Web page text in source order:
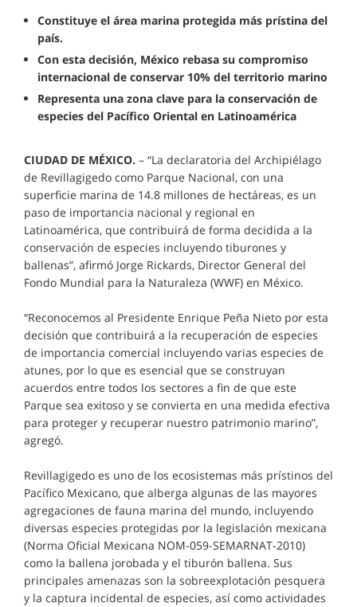
Constituye el área marina protegida más prístina del
país.
Con esta decisión, México rebasa su compromiso
internacional de conservar 10% del territorio marino
Representa una zona clave para la conservación de
especies del Pacífico Oriental en Latinoamérica
CIUDAD DE MÉXICO. – “La declaratoria del Archipiélago
de Revillagigedo como Parque Nacional, con una
superficie marina de 14.8 millones de hectáreas, es un
paso de importancia nacional y regional en
Latinoamérica, que contribuirá de forma decidida a la
conservación de especies incluyendo tiburones y
ballenas”, afirmó Jorge Rickards, Director General del
Fondo Mundial para la Naturaleza (WWF) en México.
“Reconocemos al Presidente Enrique Peña Nieto por esta
decisión que contribuirá a la recuperación de especies
de importancia comercial incluyendo varias especies de
atunes, por lo que es esencial que se construyan
acuerdos entre todos los sectores a fin de que este
Parque sea exitoso y se convierta en una medida efectiva
para proteger y recuperar nuestro patrimonio marino”,
agregó.
Revillagigedo es uno de los ecosistemas más prístinos del
Pacífico Mexicano, que alberga algunas de las mayores
agregaciones de fauna marina del mundo, incluyendo
diversas especies protegidas por la legislación mexicana
(Norma Oficial Mexicana NOM-059-SEMARNAT-2010)
como la ballena jorobada y el tiburón ballena. Sus
principales amenazas son la sobreexplotación pesquera
y la captura incidental de especies, así como actividades